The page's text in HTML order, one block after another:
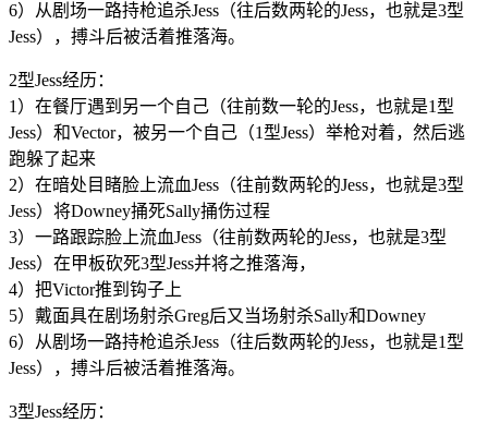
6）从剧场一路持枪追杀Jess（往后数两轮的Jess，也就是3型
Jess），搏斗后被活着推落海。
2型Jess经历：
1）在餐厅遇到另一个自己（往前数一轮的Jess，也就是1型
Jess）和Vector，被另一个自己（1型Jess）举枪对着，然后逃
跑躲了起来
2）在暗处目睹脸上流血Jess（往前数两轮的Jess，也就是3型
Jess）将Downey捅死Sally捅伤过程
3）一路跟踪脸上流血Jess（往前数两轮的Jess，也就是3型
Jess）在甲板砍死3型Jess并将之推落海，
4）把Victor推到钩子上
5）戴面具在剧场射杀Greg后又当场射杀Sally和Downey
6）从剧场一路持枪追杀Jess（往后数两轮的Jess，也就是1型
Jess），搏斗后被活着推落海。
3型Jess经历：